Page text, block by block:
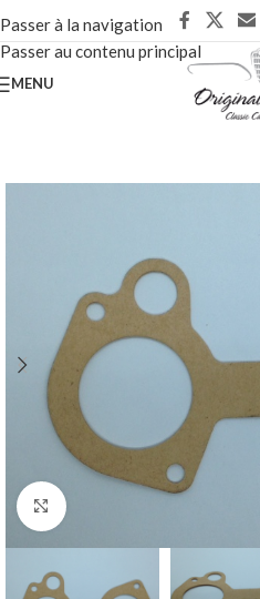
Passer à la navigation
Passer au contenu principal
MENU
Cliquez pour agrandir